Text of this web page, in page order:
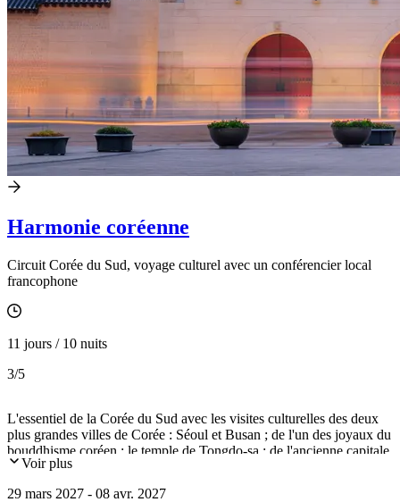
Harmonie coréenne
Circuit Corée du Sud, voyage culturel avec un conférencier local
francophone
11 jours / 10 nuits
3/5
L'essentiel de la Corée du Sud avec les visites culturelles des deux
plus grandes villes de Corée : Séoul et Busan ; de l'un des joyaux du
bouddhisme coréen : le temple de Tongdo-sa ; de l'ancienne capitale
du royaume de Silla : Gyeongju et du village folklorique d'Hahoe
Voir plus
29 mars 2027 - 08 avr. 2027